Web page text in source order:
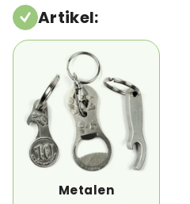
Artikel:
Metalen